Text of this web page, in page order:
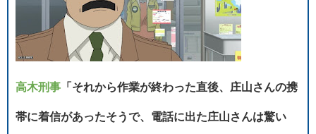
高木刑事 「それから作業が終わった直後、庄山さんの携
帯に着信があったそうで、電話に出た庄山さんは驚い